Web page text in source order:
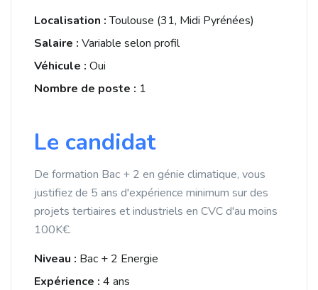
Localisation :Toulouse (31, Midi Pyrénées)
Salaire : Variable selon profil
Véhicule : Oui
Nombre de poste : 1
Le candidat
De formation Bac + 2 en génie climatique, vous
justifiez de 5 ans d'expérience minimum sur des
projets tertiaires et industriels en CVC d'au moins
100K€.
Niveau : Bac + 2 Energie
Expérience : 4 ans